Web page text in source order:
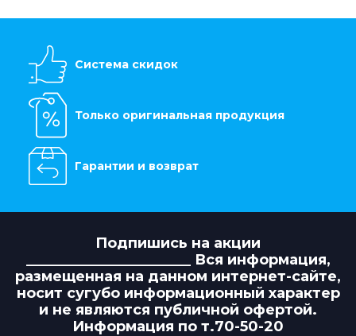
Система скидок
Только оригинальная продукция
Гарантии и возврат
Подпишись на акции
_______________________ Вся информация,
размещенная на данном интернет-сайте,
носит сугубо информационный характер
и не являются публичной офертой.
Информация по т.70-50-20